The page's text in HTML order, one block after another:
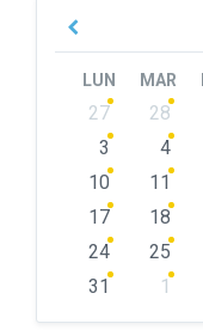
Previous
LUN MAR
Skip
calendar
27 28
3
4
10
11
17
18
24
25
31
1